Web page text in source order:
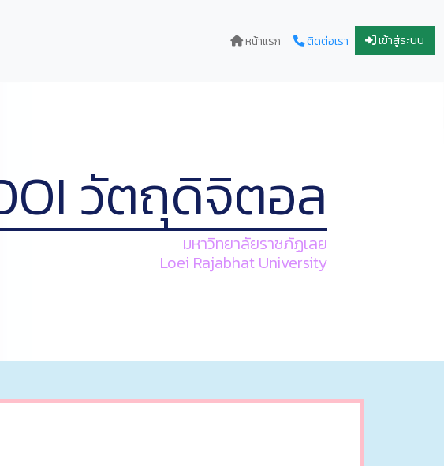
หน้าแรก ติดต่อเรา เข้าสู่ระบบ
วัตถุดิจิตอล
มหาวิทยาลัยราชภัฏเลย
Loei Rajabhat University